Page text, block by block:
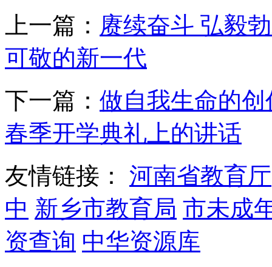
上一篇： 赓续奋斗 弘毅
可敬的新一代
下一篇： 做自我生命的
春季开学典礼上的讲话
友情链接： 河南省教育厅
中 新乡市教育局 市未成
资查询 中华资源库